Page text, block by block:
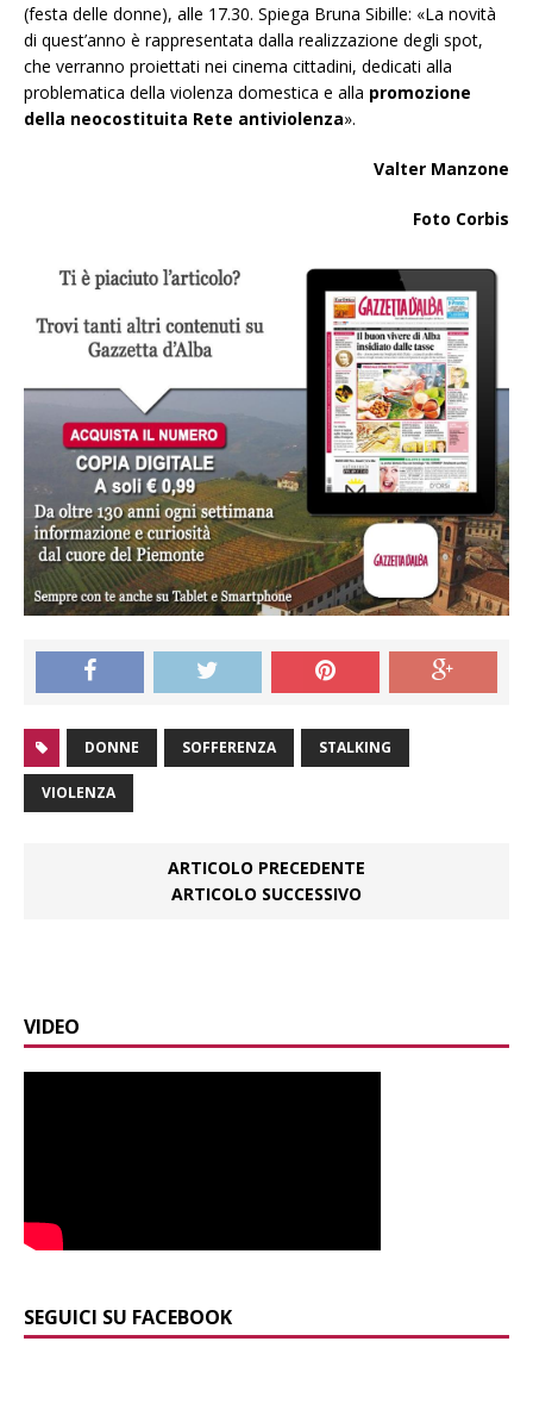
(festa delle donne), alle 17.30. Spiega Bruna Sibille: «La novità
di quest’anno è rappresentata dalla realizzazione degli spot,
che verranno proiettati nei cinema cittadini, dedicati alla
problematica della violenza domestica e alla promozione
della neocostituita Rete antiviolenza».
Valter Manzone
Foto Corbis
DONNE SOFFERENZA STALKING
VIOLENZA
ARTICOLO PRECEDENTE
ARTICOLO SUCCESSIVO
VIDEO
SEGUICI SU FACEBOOK